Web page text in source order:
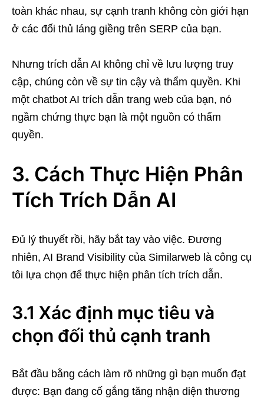
toàn khác nhau, sự cạnh tranh không còn giới hạn
ở các đối thủ láng giềng trên SERP của bạn.
Nhưng trích dẫn AI không chỉ về lưu lượng truy
cập, chúng còn về sự tin cậy và thẩm quyền. Khi
một chatbot AI trích dẫn trang web của bạn, nó
ngầm chứng thực bạn là một nguồn có thẩm
quyền.
3. Cách Thực Hiện Phân
Tích Trích Dẫn AI
Đủ lý thuyết rồi, hãy bắt tay vào việc. Đương
nhiên, AI Brand Visibility của Similarweb là công cụ
tôi lựa chọn để thực hiện phân tích trích dẫn.
3.1 Xác định mục tiêu và
chọn đối thủ cạnh tranh
Bắt đầu bằng cách làm rõ những gì bạn muốn đạt
được: Bạn đang cố gắng tăng nhận diện thương